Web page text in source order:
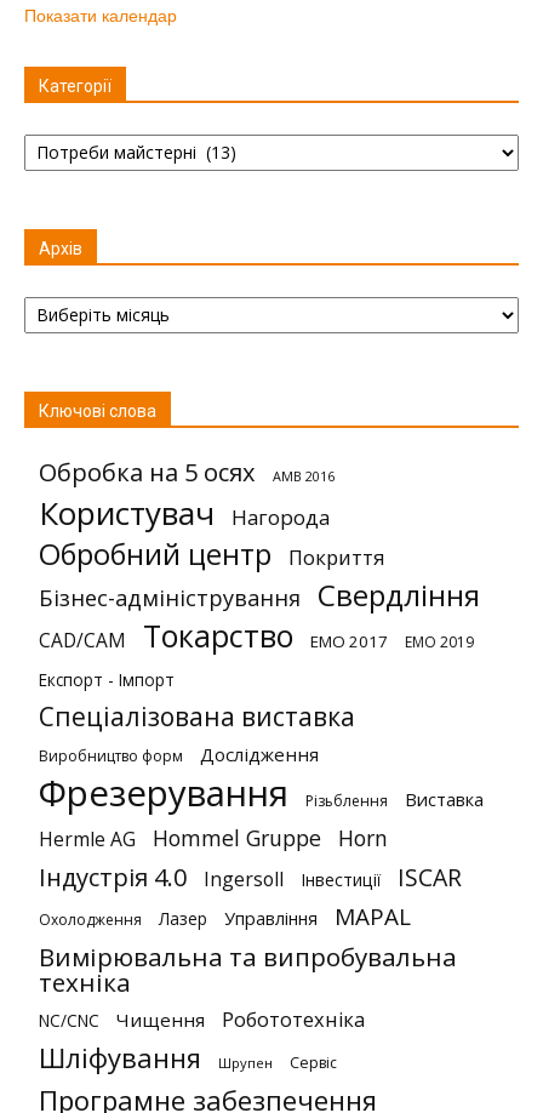
Показати календар
Категорії
Категорії
Архів
Архів
Ключові слова
Обробка на 5 осях AMB 2016
Користувач Нагорода
Обробний центр Покриття
Бізнес-адміністрування Свердління
CAD/CAM Токарство EMO 2017 EMO 2019
Експорт - Імпорт
Спеціалізована виставка
Виробництво форм Дослідження
Фрезерування Різьблення Виставка
Hermle AG Hommel Gruppe Horn
Індустрія 4.0 Ingersoll Інвестиції ISCAR
Охолодження Лазер Управління MAPAL
Вимірювальна та випробувальна
техніка
NC/CNC Чищення Робототехніка
Шліфування Шрупен Сервіс
Програмне забезпечення